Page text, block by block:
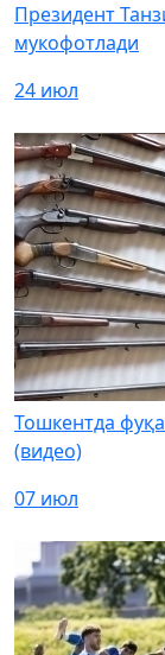
Президент
мукофотлади
24 июл
Тошкентда
(видео)
07 июл